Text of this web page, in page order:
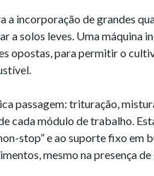
a incorporação de grandes
a solos leves. Uma
opostas, para permitir o
passagem: trituração,
cada módulo de trabalho.
stop” e ao suporte fixo
mesmo na presença